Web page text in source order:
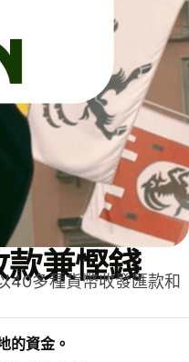
兼慳錢
40多種貨幣收發匯款和
的資金。